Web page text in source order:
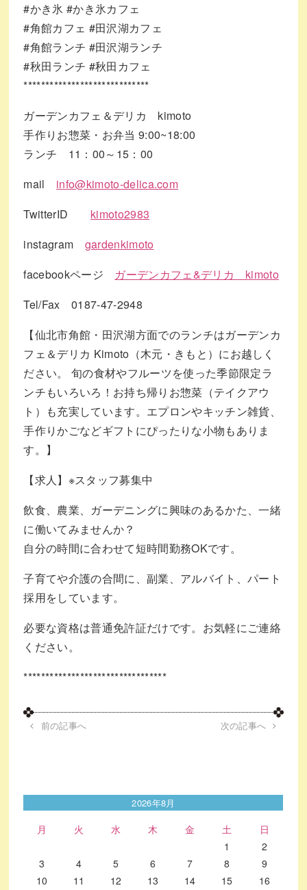
#かき氷 #かき氷カフェ
#角館カフェ #田沢湖カフェ
#角館ランチ #田沢湖ランチ
#秋田ランチ #秋田カフェ
*****************************
ガーデンカフェ＆デリカ kimoto
手作りお惣菜・お弁当 9:00~18:00
ランチ 11：00～15：00
mail info@kimoto-delica.com
TwitterID kimoto2983
instagram gardenkimoto
facebookページ ガーデンカフェ&デリカ kimoto
Tel/Fax 0187-47-2948
【仙北市角館・田沢湖方面でのランチはガーデンカ
フェ＆デリカ Kimoto（木元・きもと）にお越しく
ださい。 旬の食材やフルーツを使った季節限定ラ
ンチもいろいろ！お持ち帰りお惣菜（テイクアウ
ト）も充実しています。エプロンやキッチン雑貨、
手作りかごなどギフトにぴったりな小物もありま
す。】
【求人】※スタッフ募集中
飲食、農業、ガーデニングに興味のあるかた、一緒
に働いてみませんか？
自分の時間に合わせて短時間勤務OKです。
子育てや介護の合間に、副業、アルバイト、パート
採用をしています。
必要な資格は普通免許証だけです。お気軽にご連絡
ください。
*********************************
前の記事へ 次の記事へ
2026年8月
月 火 水 木 金 土
日
1
2
3
4 5 6 7 8
9
10
11 12 13 14 15
16